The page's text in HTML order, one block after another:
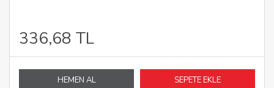
336,68 TL
HEMEN AL SEPETE EKLE